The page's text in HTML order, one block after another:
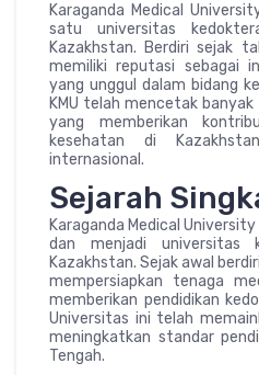
Karaganda Medical
satu universitas
Kazakhstan. Berdiri sejak
memiliki reputasi sebagai
yang unggul dalam bidang
KMU telah mencetak
yang memberikan
kesehatan di
internasional.
Sejarah
Karaganda Medical
dan menjadi universitas
Kazakhstan. Sejak awal
mempersiapkan tenaga
memberikan pendidikan
Universitas ini telah
meningkatkan standar
Tengah.